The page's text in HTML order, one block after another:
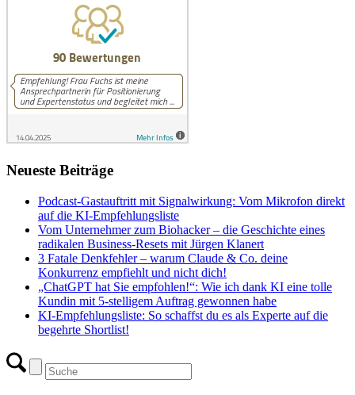
Neueste Beiträge
Podcast-Gastauftritt mit Signalwirkung: Vom Mikrofon direkt
auf die KI-Empfehlungsliste
Vom Unternehmer zum Biohacker – die Geschichte eines
radikalen Business-Resets mit Jürgen Klanert
3 Fatale Denkfehler – warum Claude & Co. deine
Konkurrenz empfiehlt und nicht dich!
„ChatGPT hat Sie empfohlen!“: Wie ich dank KI eine tolle
Kundin mit 5-stelligem Auftrag gewonnen habe
KI-Empfehlungsliste: So schaffst du es als Experte auf die
begehrte Shortlist!